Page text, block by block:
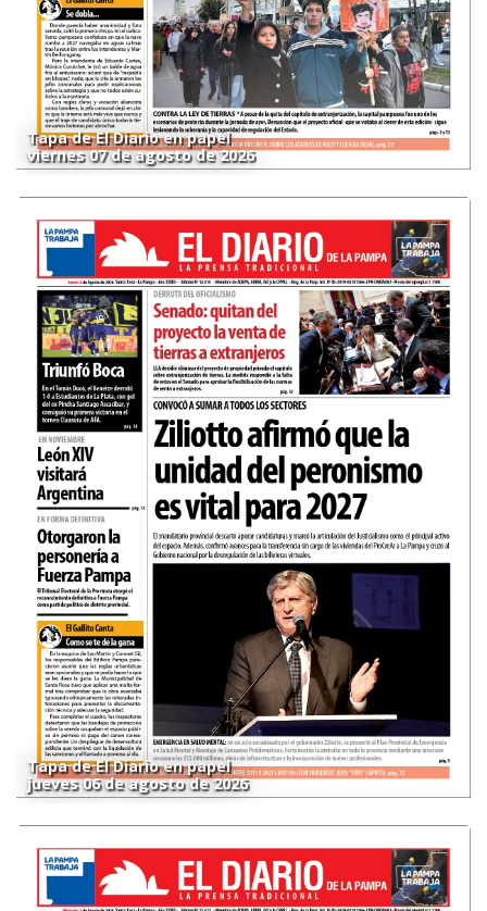
Tapa de El Diario en papel
viernes 07 de agosto de 2026
Tapa de El Diario en papel
jueves 06 de agosto de 2026